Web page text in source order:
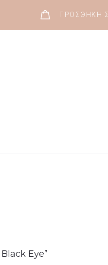
ΠΡΟΣΘΉΚΗ
Black Eye”